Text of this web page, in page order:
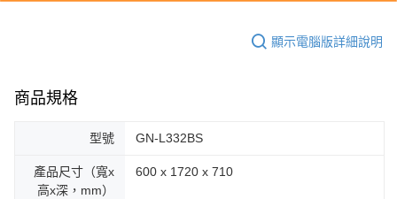
顯示電腦版詳細說明
商品規格
型號 GN-L332BS
產品尺寸（寬x
高x深，mm）
600 x 1720 x 710